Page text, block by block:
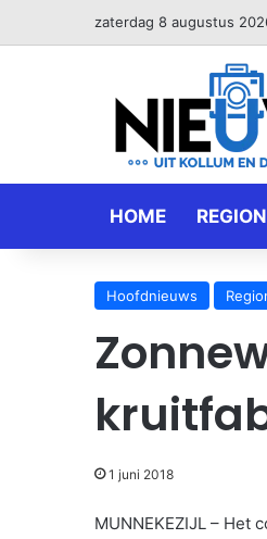
zaterdag 8 augustus
HOME
Hoofdnieuws
1 juni 2018
MUNNEKEZIJL – Het